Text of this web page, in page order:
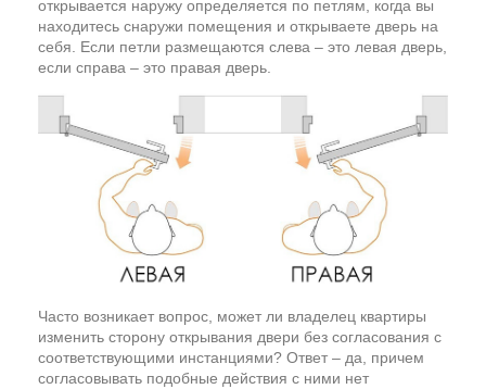
открывается наружу определяется по петлям, когда вы
находитесь снаружи помещения и открываете дверь на
себя. Если петли размещаются слева – это левая дверь,
если справа – это правая дверь.
Часто возникает вопрос, может ли владелец квартиры
изменить сторону открывания двери без согласования с
соответствующими инстанциями? Ответ – да, причем
согласовывать подобные действия с ними нет